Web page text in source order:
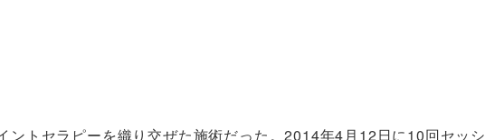
トセラピーを織り交ぜた施術だった。2014年4月12日に10回セッシ